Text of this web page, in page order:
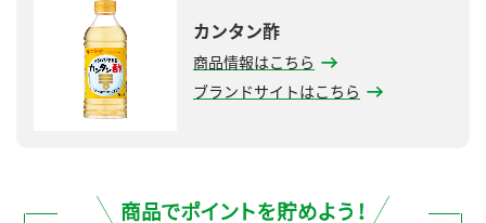
カンタン酢
商品情報はこちら
ブランドサイトはこちら